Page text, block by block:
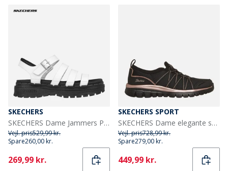
SKECHERS
SKECHERS Dame Jammers Poppin Sandaler Hvid
Vejl. pris529,99 kr.
Spare260,00 kr.
Current
269,99 kr.
SKECHERS SPORT
SKECHERS Dame elegante sneakers Sort
Vejl. pris728,99 kr.
Spare279,00 kr.
Current
449,99 kr.